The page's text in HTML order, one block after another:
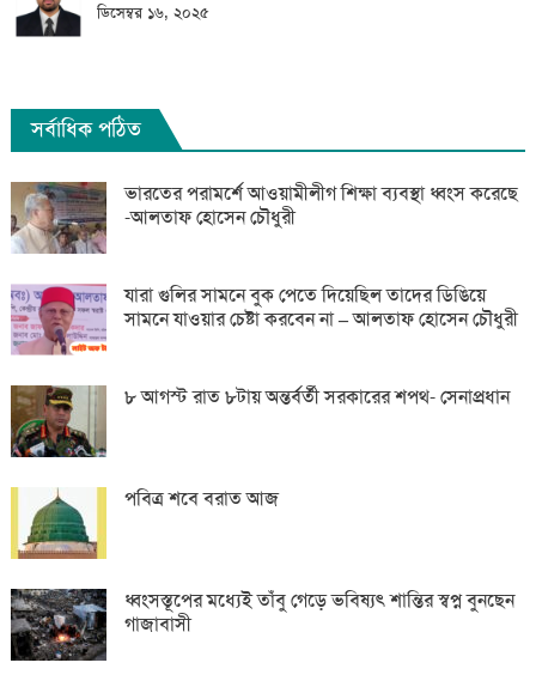
ডিসেম্বর ১৬, ২০২৫
সর্বাধিক পঠিত
ভারতের পরামর্শে আওয়ামীলীগ শিক্ষা ব্যবস্থা ধ্বংস করেছে
-আলতাফ হোসেন চৌধুরী
যারা গুলির সামনে বুক পেতে দিয়েছিল তাদের ডিঙিয়ে
সামনে যাওয়ার চেষ্টা করবেন না – আলতাফ হোসেন চৌধুরী
৮ আগস্ট রাত ৮টায় অন্তর্বর্তী সরকারের শপথ- সেনাপ্রধান
পবিত্র শবে বরাত আজ
ধ্বংসস্তূপের মধ্যেই তাঁবু গেড়ে ভবিষ্যৎ শান্তির স্বপ্ন বুনছেন
গাজাবাসী